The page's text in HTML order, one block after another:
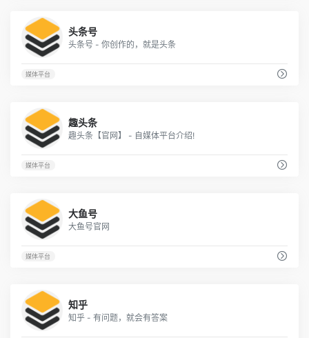
头条号
头条号 - 你创作的，就是头条
媒体平台
趣头条
趣头条【官网】 - 自媒体平台介绍!
媒体平台
大鱼号
大鱼号官网
媒体平台
知乎
知乎 - 有问题，就会有答案